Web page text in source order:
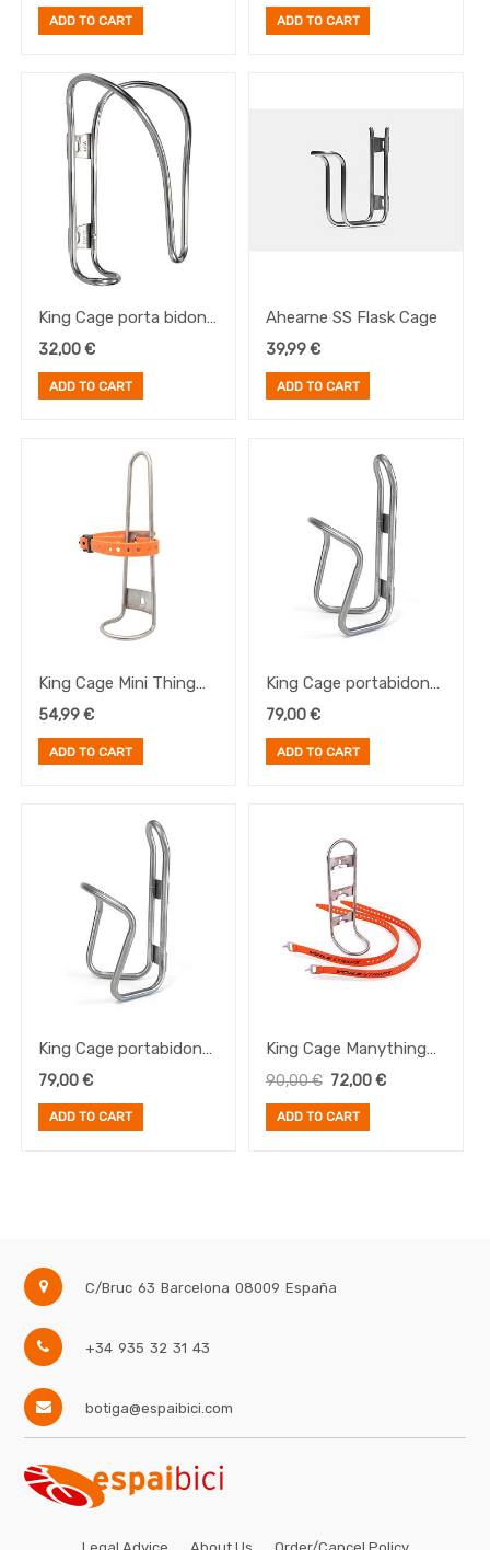
Pedales
Portabultos
ADD TO CART ADD TO CART
King Cage porta bidon
Inox Iris Cage
32,00€
ADD TO CART
Ahearne SS Flask Cage
39,99€
ADD TO CART
King Cage Mini Thing
Cage (inc. 1x Nano Voile
54,99€
ADD TO CART
King Cage portabidon
Titanuim Lowering
79,00€
ADD TO CART
King Cage portabidon
TI Cage
79,00€
ADD TO CART
King Cage Manything
Cage (inc. 2x Voile
90,00€ 72,00€
ADD TO CART
C/Bruc 63 Barcelona 08009 España
+34 935 32 31 43
botiga@espaibici.com